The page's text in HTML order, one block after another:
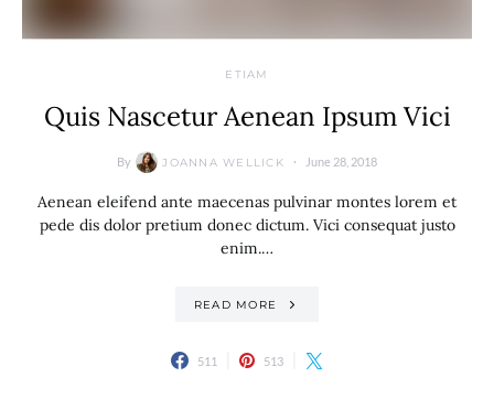
ETIAM
Quis Nascetur Aenean Ipsum Vici
By JOANNA WELLICK June 28, 2018
Aenean eleifend ante maecenas pulvinar montes lorem et
pede dis dolor pretium donec dictum. Vici consequat justo
enim.…
READ MORE
511 513